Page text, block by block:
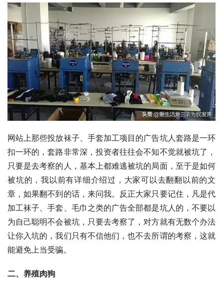
网站上那些投放袜子、手套加工项目的广告坑人套路是一环
扣一环的，套路非常深，投资者往往会不知不觉就被坑了，
只要是去考察的人，基本上都难逃被坑的局面，至于是如何
被坑的，我以前有详细介绍过，大家可以去翻翻以前的文
章，如果翻不到的话，来问我。反正大家只要记住，凡是代
加工袜子、手套、毛巾之类的广告全部都是坑人的，不要以
为自己聪明不会被坑，只要去考察了，对方就有无数个办法
让你入坑的，我们只有不信他们，也不去所谓的考察，这就
能避免上当受骗。
二、养殖肉狗